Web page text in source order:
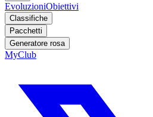
EvoluzioniObiettivi
Classifiche
Pacchetti
Generatore rosa
MyClub